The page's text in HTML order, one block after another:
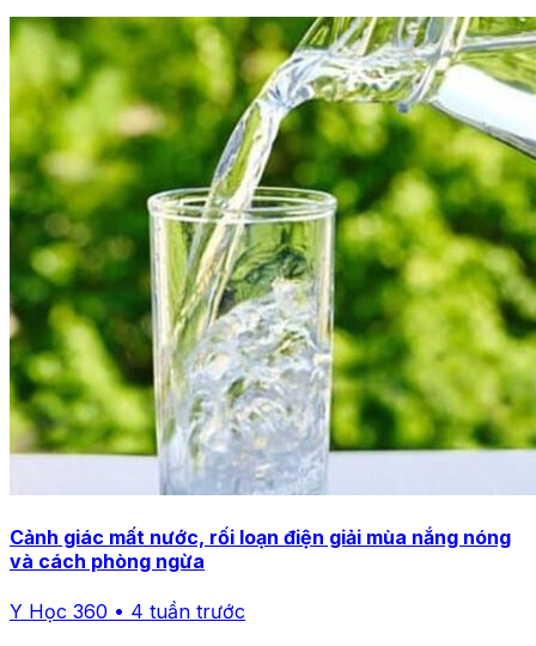
Cảnh giác mất nước, rối loạn điện giải mùa nắng nóng
và cách phòng ngừa
Y Học 360 • 4 tuần trước